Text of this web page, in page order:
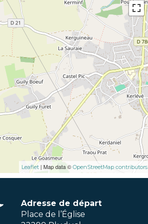
Leaflet | Map data © OpenStreetMap contributors
Adresse de départ
Place de l’Église